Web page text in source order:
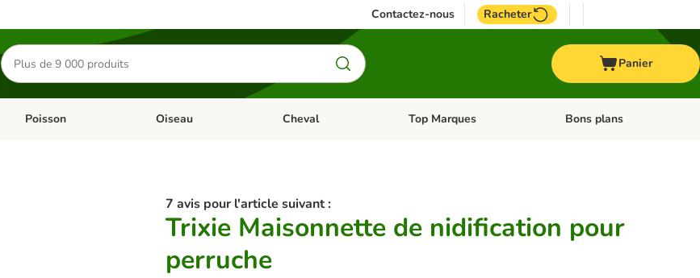
Contactez-nous Racheter
Rechercher
des
produits
Panier
Dérouler les catégories: Rongeur & Co
Poisson Dérouler les catégories: Poisson
Oiseau Dérouler les catégories: Oiseau
Cheval Dérouler les catégories: Cheval
Top Marques Dérouler les catégories: Top
Bons plans
7 avis pour l'article suivant :
Trixie Maisonnette de nidification pour
perruche